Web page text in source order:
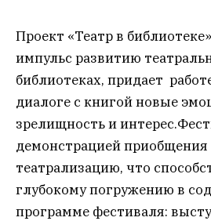
Проект «Театр в
импульс развитию
библиотеках, придает
диалоге с книгой новые
зрелищность и
демонстрацией приобщения
театрализацию, что
глубокому погружению в
программе фестиваля: